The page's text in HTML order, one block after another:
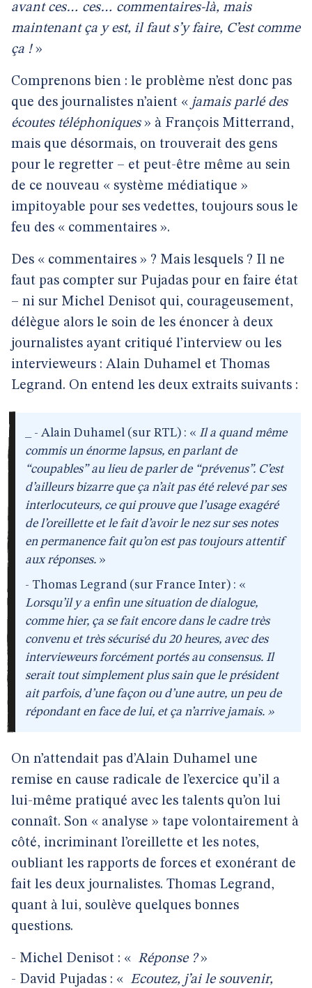
avant ces… ces… commentaires-là, mais
maintenant ça y est, il faut s’y faire, C’est comme
ça !»
Comprenons bien : le problème n’est donc pas
que des journalistes n’aient « jamais parlé des
écoutes téléphoniques» à François Mitterrand,
mais que désormais, on trouverait des gens
pour le regretter – et peut-être même au sein
de ce nouveau « système médiatique »
impitoyable pour ses vedettes, toujours sous le
feu des « commentaires ».
Des « commentaires » ? Mais lesquels ? Il ne
faut pas compter sur Pujadas pour en faire état
– ni sur Michel Denisot qui, courageusement,
délègue alors le soin de les énoncer à deux
journalistes ayant critiqué l’interview ou les
intervieweurs : Alain Duhamel et Thomas
Legrand. On entend les deux extraits suivants :
_ - Alain Duhamel (sur RTL) : « Il a quand même
commis un énorme lapsus, en parlant de
“coupables” au lieu de parler de “prévenus”. C’est
d’ailleurs bizarre que ça n’ait pas été relevé par ses
interlocuteurs, ce qui prouve que l’usage exagéré
de l’oreillette et le fait d’avoir le nez sur ses notes
en permanence fait qu’on est pas toujours attentif
aux réponses. »
- Thomas Legrand (sur France Inter) : «
Lorsqu’il y a enfin une situation de dialogue,
comme hier, ça se fait encore dans le cadre très
convenu et très sécurisé du 20 heures, avec des
intervieweurs forcément portés au consensus. Il
serait tout simplement plus sain que le président
ait parfois, d’une façon ou d’une autre, un peu de
répondant en face de lui, et ça n’arrive jamais. »
On n’attendait pas d’Alain Duhamel une
remise en cause radicale de l’exercice qu’il a
lui-même pratiqué avec les talents qu’on lui
connaît. Son « analyse » tape volontairement à
côté, incriminant l’oreillette et les notes,
oubliant les rapports de forces et exonérant de
fait les deux journalistes. Thomas Legrand,
quant à lui, soulève quelques bonnes
questions.
- Michel Denisot : « Réponse ?»
- David Pujadas : « Ecoutez, j’ai le souvenir,